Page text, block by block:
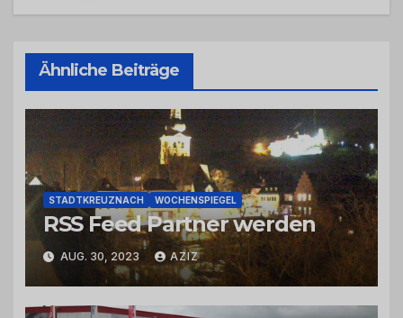
Ähnliche Beiträge
STADTKREUZNACH WOCHENSPIEGEL
RSS Feed Partner werden
AUG. 30, 2023 AZIZ